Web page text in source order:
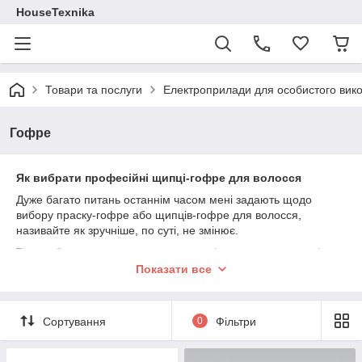
HouseTexnika
Товари та послуги Електроприлади для особистого
Гофре
Як вибрати професійні щипці-гофре для волосся
Дуже багато питань останнім часом мені задають щодо
вибору праску-гофре або щипців-гофре для волосся,
називайте як зручніше, по суті, не змінює.
Тут особисто моя думка, на експертність у цьому питанні не
претендую, але те, на що я насамперед приділяю увагу, це:
звісно, було б кераміку з турмаліновим або новітнім
титановим покриттям. Праска-гофре з титановим і з
нашому сайті в досить широкому асортименті та за
Показати все
Сортування 0 Фільтри